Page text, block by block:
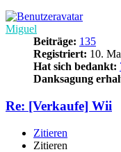
Miguel
Beiträge: 135
Registriert: 10.
Hat sich bedankt:
Danksagung
Re: [Verkaufe] Wii
Zitieren
Zitieren